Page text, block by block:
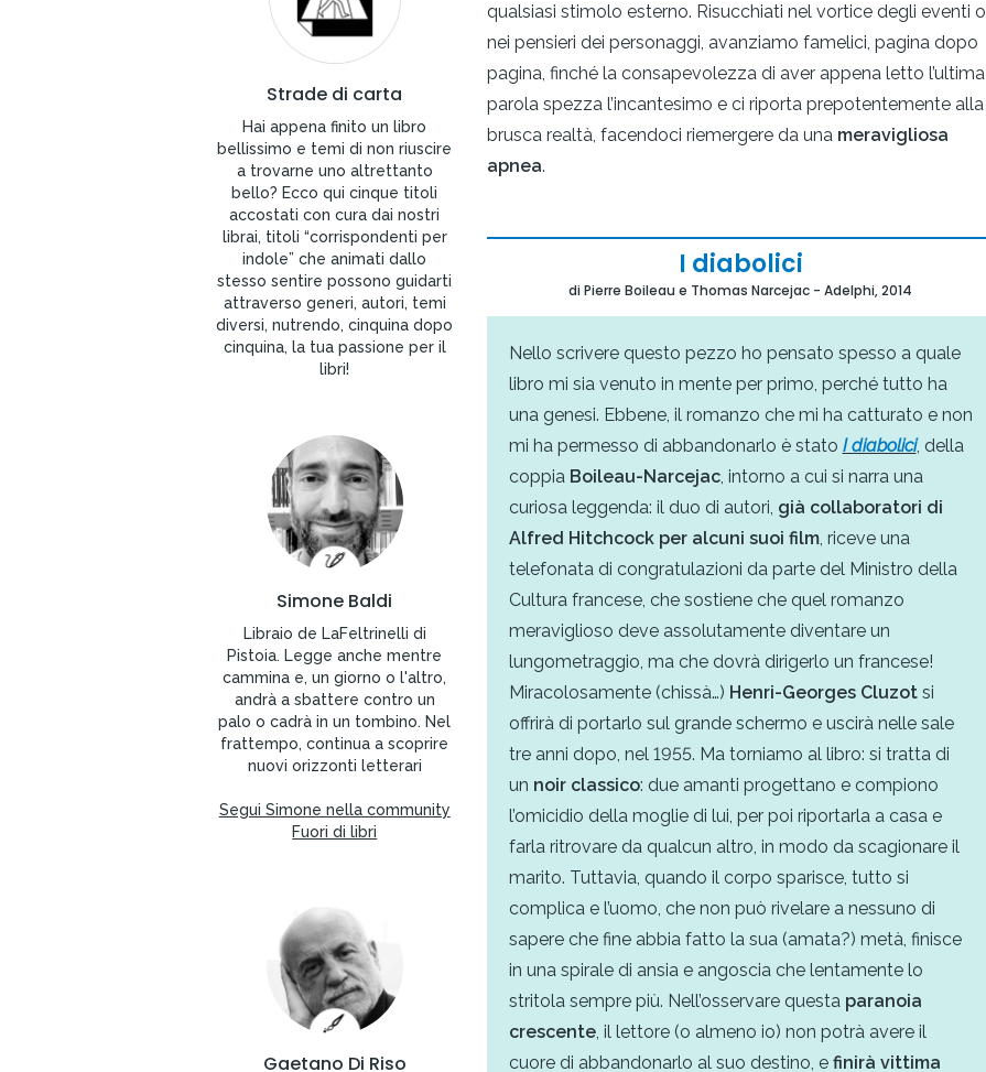
Strade di carta
Hai appena finito un libro
bellissimo e temi di non riuscire
a trovarne uno altrettanto
bello? Ecco qui cinque titoli
accostati con cura dai nostri
librai, titoli “corrispondenti per
indole” che animati dallo
stesso sentire possono guidarti
attraverso generi, autori, temi
diversi, nutrendo, cinquina dopo
cinquina, la tua passione per il
libri!
Simone Baldi
Libraio de LaFeltrinelli di
Pistoia. Legge anche mentre
cammina e, un giorno o l'altro,
andrà a sbattere contro un
palo o cadrà in un tombino. Nel
frattempo, continua a scoprire
nuovi orizzonti letterari
Segui Simone nella community
Fuori di libri
Gaetano Di Riso
qualsiasi stimolo esterno. Risucchiati nel vortice degli eventi o
nei pensieri dei personaggi, avanziamo famelici, pagina dopo
pagina, finché la consapevolezza di aver appena letto l’ultima
parola spezza l’incantesimo e ci riporta prepotentemente alla
brusca realtà, facendoci riemergere da una meravigliosa
apnea.
I diabolici
di Pierre Boileau e Thomas Narcejac - Adelphi, 2014
Nello scrivere questo pezzo ho pensato spesso a quale
libro mi sia venuto in mente per primo, perché tutto ha
una genesi. Ebbene, il romanzo che mi ha catturato e non
mi ha permesso di abbandonarlo è stato I diabolici, della
coppia Boileau-Narcejac, intorno a cui si narra una
curiosa leggenda: il duo di autori, già collaboratori di
Alfred Hitchcock per alcuni suoi film, riceve una
telefonata di congratulazioni da parte del Ministro della
Cultura francese, che sostiene che quel romanzo
meraviglioso deve assolutamente diventare un
lungometraggio, ma che dovrà dirigerlo un francese!
Miracolosamente (chissà…) Henri-Georges Cluzotsi
offrirà di portarlo sul grande schermo e uscirà nelle sale
tre anni dopo, nel 1955. Ma torniamo al libro: si tratta di
un noir classico: due amanti progettano e compiono
l’omicidio della moglie di lui, per poi riportarla a casa e
farla ritrovare da qualcun altro, in modo da scagionare il
marito. Tuttavia, quando il corpo sparisce, tutto si
complica e l’uomo, che non può rivelare a nessuno di
sapere che fine abbia fatto la sua (amata?) metà, finisce
in una spirale di ansia e angoscia che lentamente lo
stritola sempre più. Nell’osservare questa paranoia
crescente, il lettore (o almeno io) non potrà avere il
cuore di abbandonarlo al suo destino, e finirà vittima